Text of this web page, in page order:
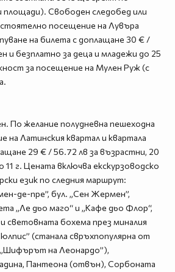
площади). Свободен следобед или
посещение на Лувъра
на билета с доплащане 30 € /
и безплатно за деца и младежи до 25
за посещение на Мулен Руж (с
По желание полудневна пешеходна
на Латинския квартал и квартала
29 € / 56.72 лв за възрастни, 20
11 г. Цената включва екскурзоводско
език по следния маршрут:
де-пре”, бул. „Сен Жермен”,
„Ле дьо маго“ и „Кафе дьо Флор“,
световната бохема през миналия
(станала свръхпопулярна от
на Леонардо”),
Пантеона (отвън), Сорбоната